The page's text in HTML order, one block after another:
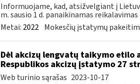
Informuojame, kad, atsižvelgiant į
m. sausio 1 d. panaikinamas
Metai: 2022 Mokesčių įstatymų
Dėl akcizų lengvatų taikymo etilo
Respublikos akcizų įstatymo 27
Web turinio sąrašas 2023-10-17